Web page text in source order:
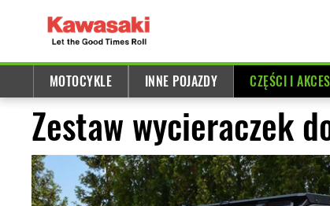
MOTOCYKLE INNE POJAZDY CZĘŚCI I
Zestaw wycieraczek